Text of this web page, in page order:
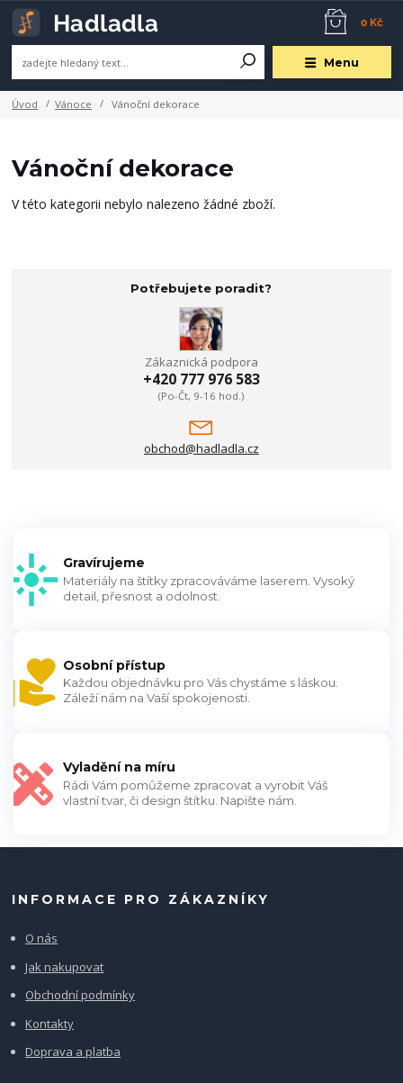
Menu
0 Kč
Úvod Vánoce Vánoční dekorace
Vánoční dekorace
V této kategorii nebylo nalezeno žádné zboží.
Potřebujete poradit?
Zákaznická podpora
+420 777 976 583
(Po-Čt, 9-16 hod.)
obchod@hadladla.cz
Gravírujeme
Materiály na štítky zpracováváme laserem. Vysoký
detail, přesnost a odolnost.
Osobní přístup
Každou objednávku pro Vás chystáme s láskou.
Záleží nám na Vaší spokojenosti.
Vyladění na míru
Rádi Vám pomůžeme zpracovat a vyrobit Váš
vlastní tvar, či design štítku. Napište nám.
INFORMACE PRO ZÁKAZNÍKY
O nás
Jak nakupovat
Obchodní podmínky
Kontakty
Doprava a platba